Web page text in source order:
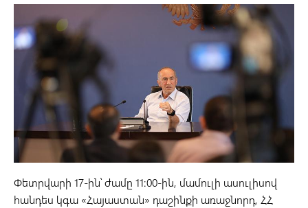
Փետրվարի 17-ին՝ ժամը 11:00-ին, մամուլի ասուլիսով
հանդես կգա «Հայաստան» դաշինքի առաջնորդ, ՀՀ